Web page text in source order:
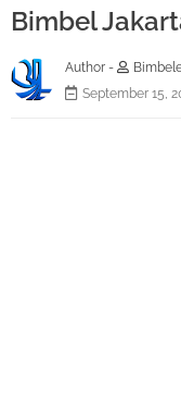
Bimbel
Author -
September 15,